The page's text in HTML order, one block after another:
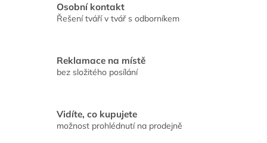
Osobní kontakt
Řešení tváří v tvář s odborníkem
Reklamace na místě
bez složitého posílání
Vidíte, co kupujete
možnost prohlédnutí na prodejně